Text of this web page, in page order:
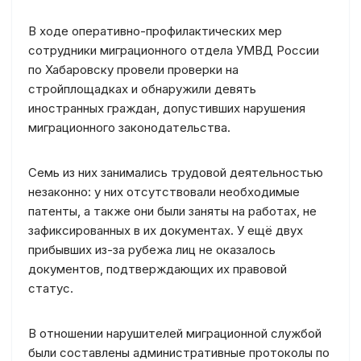
В ходе оперативно-профилактических мер
сотрудники миграционного отдела УМВД России
по Хабаровску провели проверки на
стройплощадках и обнаружили девять
иностранных граждан, допустивших нарушения
миграционного законодательства.
Семь из них занимались трудовой деятельностью
незаконно: у них отсутствовали необходимые
патенты, а также они были заняты на работах, не
зафиксированных в их документах. У ещё двух
прибывших из-за рубежа лиц не оказалось
документов, подтверждающих их правовой
статус.
В отношении нарушителей миграционной службой
были составлены административные протоколы по